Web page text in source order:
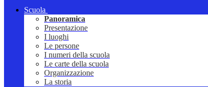
Scuola
Panoramica
Presentazione
I luoghi
Le persone
I numeri della scuola
Le carte della scuola
Organizzazione
La storia